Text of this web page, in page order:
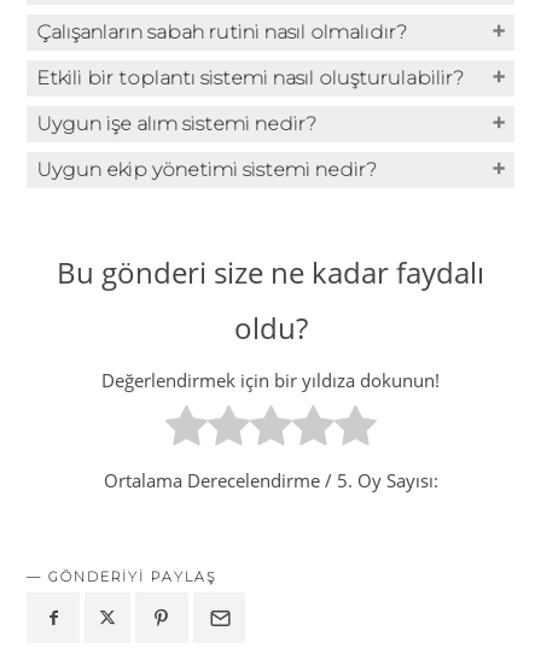
Çalışanların sabah rutini nasıl olmalıdır?
Etkili bir toplantı sistemi nasıl oluşturulabilir?
Uygun işe alım sistemi nedir?
Uygun ekip yönetimi sistemi nedir?
Bu gönderi size ne kadar faydalı
oldu?
Değerlendirmek için bir yıldıza dokunun!
Ortalama Derecelendirme / 5. Oy Sayısı:
GÖNDERIYI PAYLAŞ